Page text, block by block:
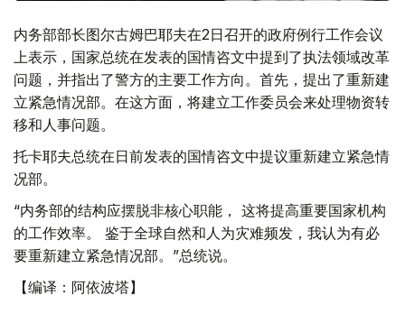
内务部部长图尔古姆巴耶夫在2日召开的政府例行工作会议
上表示，国家总统在发表的国情咨文中提到了执法领域改革
问题，并指出了警方的主要工作方向。首先，提出了重新建
立紧急情况部。在这方面，将建立工作委员会来处理物资转
移和人事问题。
托卡耶夫总统在日前发表的国情咨文中提议重新建立紧急情
况部。
“内务部的结构应摆脱非核心职能， 这将提高重要国家机构
的工作效率。 鉴于全球自然和人为灾难频发，我认为有必
要重新建立紧急情况部。”总统说。
【编译：阿依波塔】